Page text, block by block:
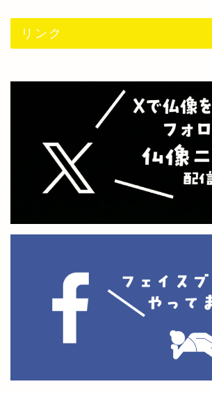
リンク